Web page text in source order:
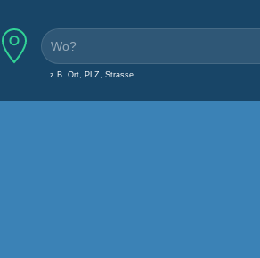
z.B. Ort, PLZ, Strasse